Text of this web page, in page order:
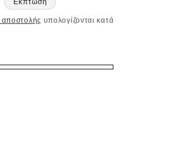
Έκπτωση
αποστολής υπολογίζονται κατά